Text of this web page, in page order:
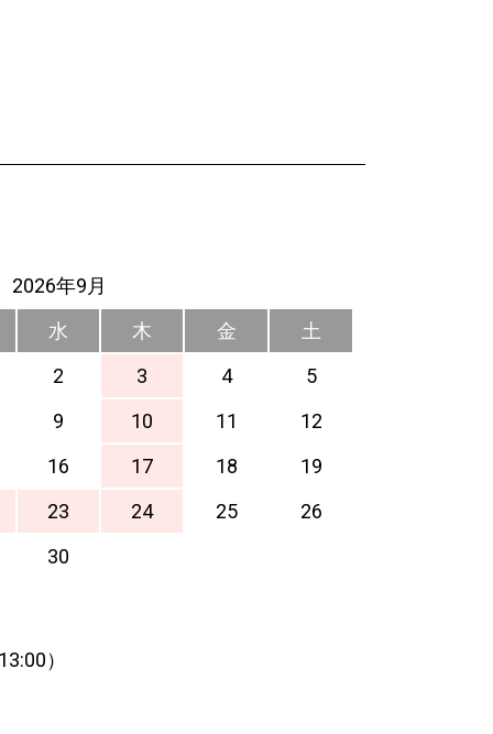
2026年9月
水 木 金
土
2 3 4
5
9 10 11
12
16 17 18
19
23 24 25
26
30
）